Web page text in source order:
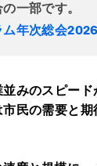
一部です。
年次総会
みのスピード
民の需要と